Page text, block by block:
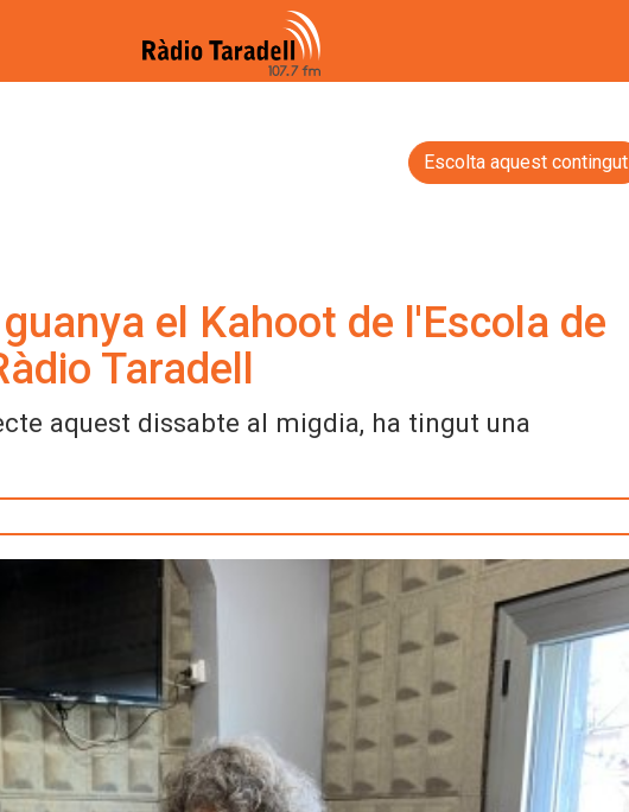
Escolta aquest contingut
el Kahoot de l'Escola de
Taradell
aquest dissabte al migdia, ha tingut una